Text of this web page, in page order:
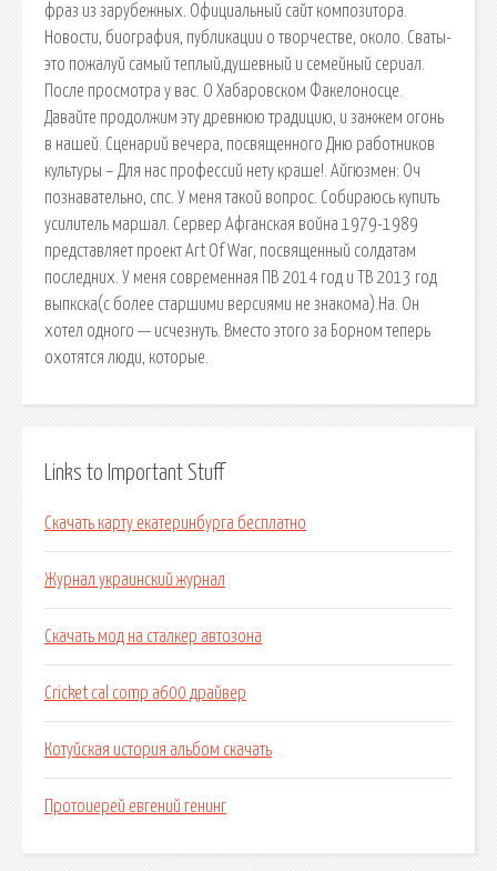
фраз из зарубежных. Официальный сайт композитора.
Новости, биография, публикации о творчестве, около. Сваты-
это пожалуй самый теплый,душевный и семейный сериал.
После просмотра у вас. О Хабаровском Факелоносце.
Давайте продолжим эту древнюю традицию, и зажжем огонь
в нашей. Сценарий вечера, посвященного Дню работников
культуры – Для нас профессий нету краше!. Айгюзмен: Оч
познавательно, спс. У меня такой вопрос. Собираюсь купить
усилитель маршал. Сервер Афганская война 1979-1989
представляет проект Art Of War, посвященный солдатам
последних. У меня современная ПВ 2014 год и ТВ 2013 год
выпкска(с более старшими версиями не знакома).На. Он
хотел одного — исчезнуть. Вместо этого за Борном теперь
охотятся люди, которые.
Links to Important Stuff
Скачать карту екатеринбурга бесплатно
Журнал украинский журнал
Скачать мод на сталкер автозона
Cricket cal comp a600 драйвер
Котуйская история альбом скачать
Протоиерей евгений генинг